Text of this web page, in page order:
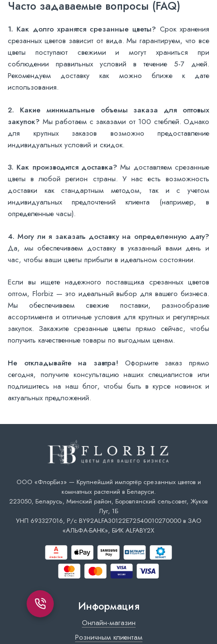
Часто задаваемые вопросы (FAQ)
1. Как долго хранятся срезанные цветы? Срок хранения
срезанных цветов зависит от вида. Мы гарантируем, что все
цветы поступают свежими и могут храниться при
соблюдении правильных условий в течение 5-7 дней.
Рекомендуем доставку как можно ближе к дате
использования.
2. Какие минимальные объемы заказа для оптовых
закупок? Мы работаем с заказами от 100 стеблей. Однако
для крупных заказов возможно предоставление
индивидуальных условий и скидок.
3. Как производится доставка? Мы доставляем срезанные
цветы в любой регион страны. У нас есть возможность
доставки как стандартным методом, так и с учетом
индивидуальных предпочтений клиента (например, в
определенные часы).
4. Могу ли я заказать доставку на определенную дату?
Да, мы обеспечиваем доставку в указанный вами день и
час, чтобы ваши цветы прибыли в идеальном состоянии.
Если вы ищете надежного поставщика срезанных цветов
оптом, Florbiz — это идеальный выбор для вашего бизнеса.
Мы обеспечиваем свежие поставки, разнообразие
ассортимента и отличные условия для крупных и регулярных
закупок. Закажите срезанные цветы прямо сейчас, чтобы
получить качественные товары по выгодным ценам.
Не откладывайте на завтра! Оформите заказ прямо
сегодня, получите консультацию наших специалистов или
подпишитесь на наш блог, чтобы быть в курсе новинок и
актуальных предложений.
ООО «ФлорБиз» — Крупнейший импортёр срезанных цветов и
комнатных растений в Беларуси.
223050, Беларусь, Минский район, Боровлянский сельсовет, Жуков
Луг, 1Б
УНП 693327016, Р/с BY92ALFA30122E72540010270000 в ЗАО
«АЛЬФА-БАНК», БИК ALFABY2X
Информация
Онлайн-магазин
Розничным клиентам